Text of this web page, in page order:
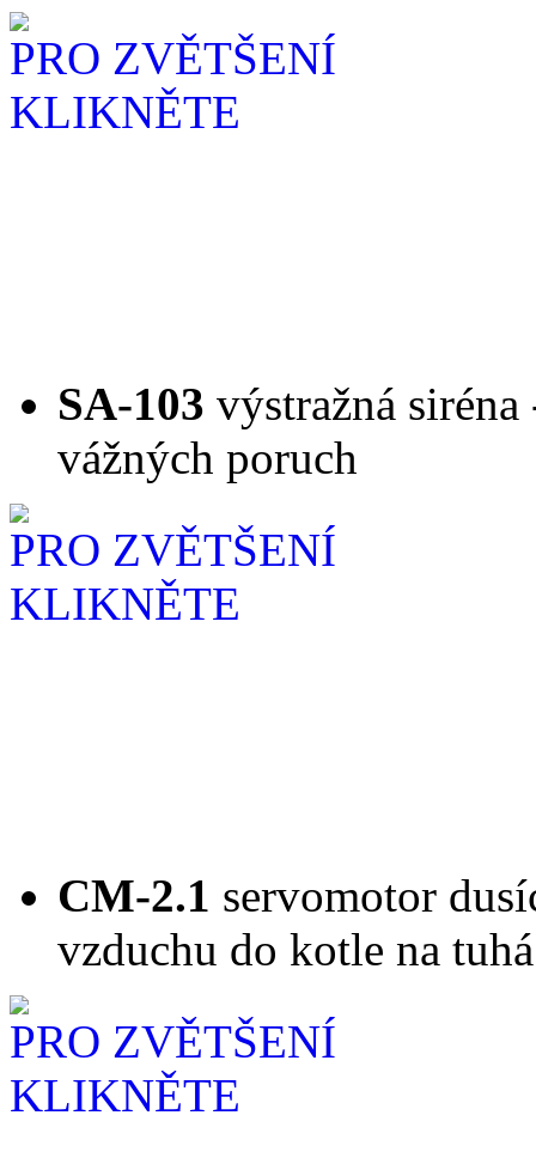
SA-103 výstražná
vážných poruch
CM-2.1 servomotor
vzduchu do kotle na